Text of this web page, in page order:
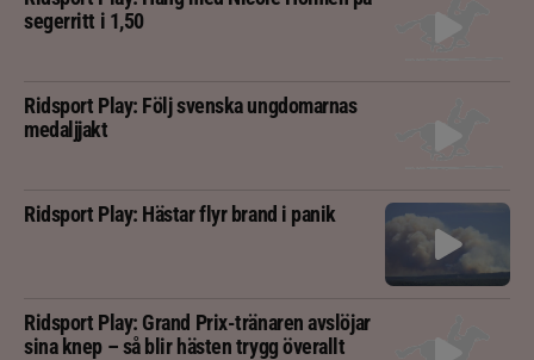
segerritt i 1,50
Ridsport Play: Följ svenska ungdomarnas
medaljjakt
Ridsport Play: Hästar flyr brand i panik
Ridsport Play: Grand Prix-tränaren avslöjar
sina knep – så blir hästen trygg överallt